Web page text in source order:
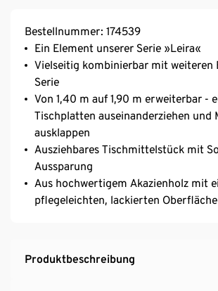
Bestellnummer: 174539
Ein Element unserer Serie »Leira«
Vielseitig kombinierbar mit weiteren
Serie
Von 1,40 m auf 1,90 m erweiterbar -
Tischplatten auseinanderziehen und
ausklappen
Ausziehbares Tischmittelstück mit
Aussparung
Aus hochwertigem Akazienholz mit
pflegeleichten, lackierten Oberfläche
Produktbeschreibung